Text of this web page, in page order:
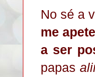
No sé a
me
a ser
papas